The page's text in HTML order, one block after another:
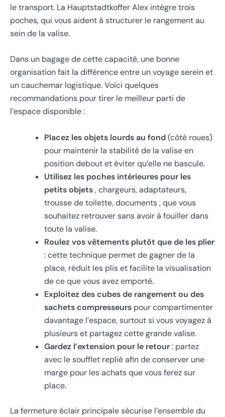
le transport. La Hauptstadtkoffer Alex intègre trois
poches, qui vous aident à structurer le rangement au
sein de la valise.
Dans un bagage de cette capacité, une bonne
organisation fait la différence entre un voyage serein et
un cauchemar logistique. Voici quelques
recommandations pour tirer le meilleur parti de
l’espace disponible :
Placez les objets lourds au fond(côté roues)
pour maintenir la stabilité de la valise en
position debout et éviter qu’elle ne bascule.
Utilisez les poches intérieures pour les
petits objets, chargeurs, adaptateurs,
trousse de toilette, documents , que vous
souhaitez retrouver sans avoir à fouiller dans
toute la valise.
Roulez vos vêtements plutôt que de les plier
: cette technique permet de gagner de la
place, réduit les plis et facilite la visualisation
de ce que vous avez emporté.
Exploitez des cubes de rangement ou des
sachets compresseurs pour compartimenter
davantage l’espace, surtout si vous voyagez à
plusieurs et partagez cette grande valise.
Gardez l’extension pour le retour: partez
avec le soufflet replié afin de conserver une
marge pour les achats que vous ferez sur
place.
La fermeture éclair principale sécurise l’ensemble du